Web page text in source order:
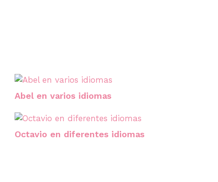
Abel en varios idiomas
Octavio en diferentes idiomas